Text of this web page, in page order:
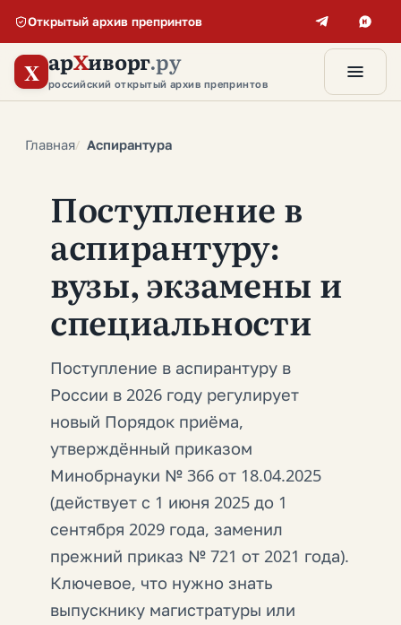
Открытый архив препринтов
X арХиворг.ру
российский открытый архив препринтов
Главная Аспирантура
Поступление в
аспирантуру:
вузы, экзамены и
специальности
Поступление в аспирантуру в
России в 2026 году регулирует
новый Порядок приёма,
утверждённый приказом
Минобрнауки № 366 от 18.04.2025
(действует с 1 июня 2025 до 1
сентября 2029 года, заменил
прежний приказ № 721 от 2021 года).
Ключевое, что нужно знать
выпускнику магистратуры или